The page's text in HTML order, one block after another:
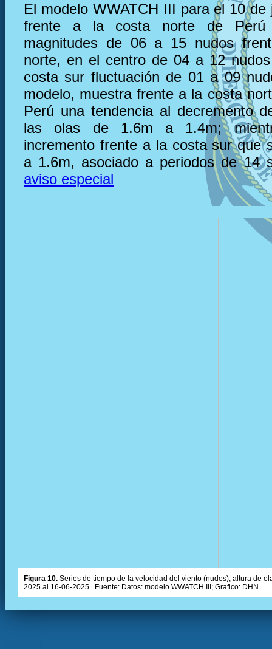
El modelo WWATCH III para el 10 de
frente a la costa norte de Perú
magnitudes de 06 a 15 nudos
norte, en el centro de 04 a 12
costa sur fluctuación de 01 a 09
modelo, muestra frente a la costa
Perú una tendencia al decremento
las olas de 1.6m a 1.4m;
incremento frente a la costa sur que
a 1.6m, asociado a periodos de
aviso especial
Figura 10. Series de tiempo de la velocidad del viento (nudos), altura de
2025 al 16-06-2025 . Fuente: Datos: modelo WWATCH III; Grafico: DHN